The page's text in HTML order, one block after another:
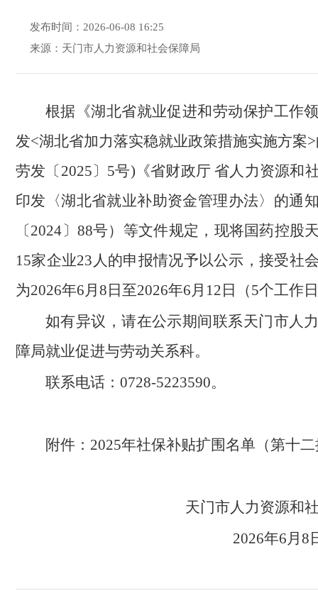
发布时间：2026-06-08 16:25
来源：天门市人力资源和社会保障局
根据《湖北省就业促进和劳动保护工作
发<湖北省加力落实稳就业政策措施实施方案
劳发〔2025〕5号)《省财政厅 省人力资源和
印发〈湖北省就业补助资金管理办法〉的通
〔2024〕88号）等文件规定，现将国药控股
15家企业23人的申报情况予以公示，接受社
为2026年6月8日至2026年6月12日（5个工作
如有异议，请在公示期间联系天门市人
障局就业促进与劳动关系科。
联系电话：0728-5223590。
附件：2025年社保补贴扩围名单（第十
天门市人力资源
2026